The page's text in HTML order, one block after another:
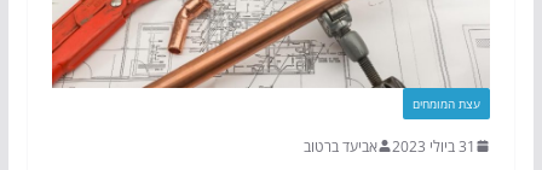
עצת המומחים
31 ביולי 2023 אביעד ברטוב